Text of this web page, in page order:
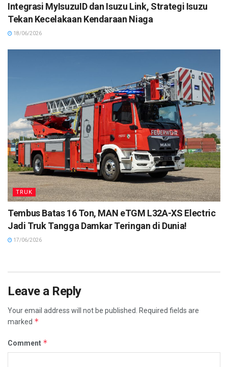
Integrasi MyIsuzuID dan Isuzu Link, Strategi Isuzu
Tekan Kecelakaan Kendaraan Niaga
18/06/2026
TRUK
Tembus Batas 16 Ton, MAN eTGM L32A-XS Electric
Jadi Truk Tangga Damkar Teringan di Dunia!
17/06/2026
Leave a Reply
Your email address will not be published.
Required fields are
marked *
Comment *